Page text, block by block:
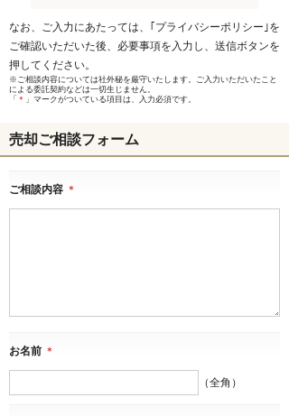
なお、ご入力にあたっては、｢ プライバシーポリシー ｣を
ご確認いただいた後、必要事項を入力し、送信ボタンを
押してください。
※ご相談内容については社外秘を厳守いたします。ご入力いただいたこと
による委託契約などは一切生じません。
「 ＊ 」マークがついている項目は、入力必須です。
売却ご相談フォーム
ご相談内容 ＊
お名前 ＊
（全角）